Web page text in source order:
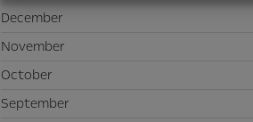
December
November
October
September